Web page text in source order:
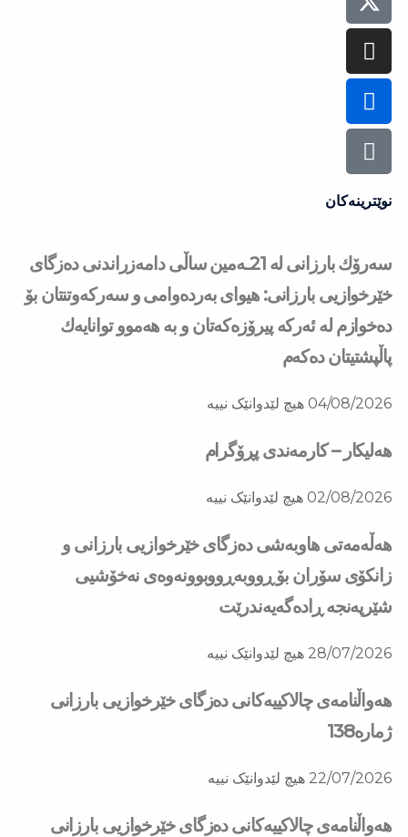
نوێترینەکان
سه‌رۆك بارزانی له‌ 21ـه‌مین ساڵی دامەزراندنی دەزگای
خێرخوازیی بارزانی: هیوای بەردەوامی و سەركەوتنتان بۆ
دەخوازم لە ئەركە پیرۆزەكەتان و بە هەموو توانایەك
پاڵپشتیتان دەكەم
04/08/2026 هیچ لێدوانێک نییە
هەلیکار – کارمەندی پڕۆگرام
02/08/2026 هیچ لێدوانێک نییە
هه‌ڵه‌مه‌تی هاو‌به‌شی ده‌زگای خێرخوازیی بارزانی و
زانكۆی سۆران بۆ ڕووبه‌ڕووبوونه‌وه‌ی نه‌خۆشیی
شێرپه‌نجه‌ ڕاده‌گه‌یه‌ندرێت
28/07/2026 هیچ لێدوانێک نییە
هەواڵنامەی چالاکییەکانی دەزگای خێرخوازیی بارزانی
ژمارە138
22/07/2026 هیچ لێدوانێک نییە
هەواڵنامەی چالاکییەکانی دەزگای خێرخوازیی بارزانی